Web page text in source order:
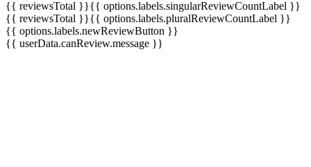
{{ reviewsTotal }}{{ options.labels.singularReviewCountLabel }}
{{ reviewsTotal }}{{ options.labels.pluralReviewCountLabel }}
{{ options.labels.newReviewButton }}
{{ userData.canReview.message }}